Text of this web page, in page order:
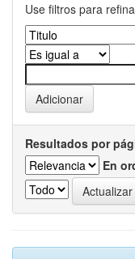
Use filtros para
Resultados por
En